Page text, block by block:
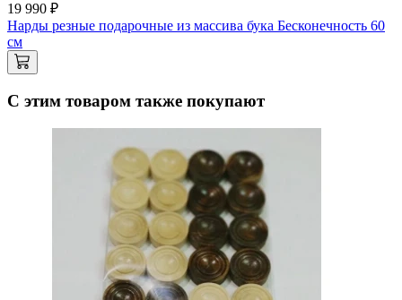
19 990 ₽
Нарды резные подарочные из массива бука Бесконечность 60
см
С этим товаром также покупают